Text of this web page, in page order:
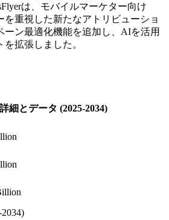
は、モバイルマーケター向け
を重視した新たなアトリビューショ
ーン最適化機能を追加し、AIを活用
拡張しました。
詳細とデータ (2025-2034)